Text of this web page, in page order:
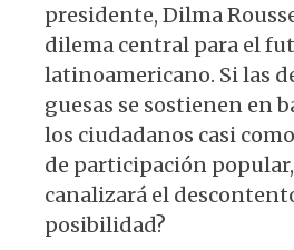
presidente, Dilma
dilema central para el
latinoamericano. Si las
guesas se sostienen en
los ciudadanos casi
de participación
canalizará el
posibilidad?